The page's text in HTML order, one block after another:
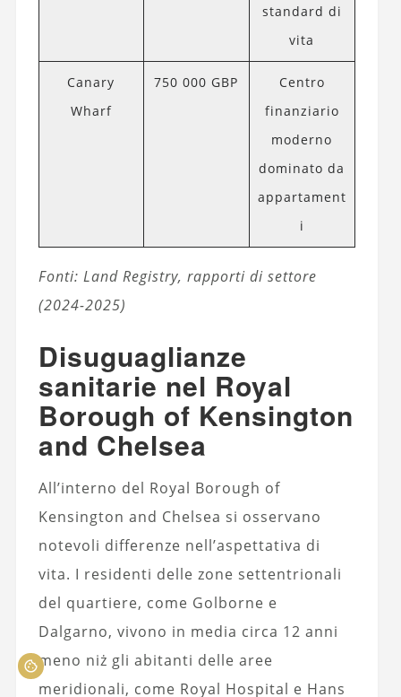
standard di
vita
Canary
Wharf
750 000 GBP
Centro
finanziario
moderno
dominato da
appartament
i
Fonti: Land Registry, rapporti di settore
(2024-2025)
Disuguaglianze
sanitarie nel Royal
Borough of Kensington
and Chelsea
All’interno del Royal Borough of
Kensington and Chelsea si osservano
notevoli differenze nell’aspettativa di
vita. I residenti delle zone settentrionali
del quartiere, come Golborne e
Dalgarno, vivono in media circa 12 anni
meno niż gli abitanti delle aree
meridionali, come Royal Hospital e Hans